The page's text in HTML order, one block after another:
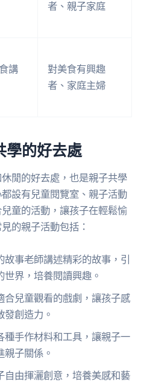
者、親子家庭
講
對美食有興趣
者、家庭主婦
學的好去處
閒的好去處，也是親子共學
設有兒童閱覽室、親子活動
童的活動，讓孩子在輕鬆愉
的親子活動包括：
故事老師講述精彩的故事，引
世界，培養閱讀興趣。
合兒童觀看的戲劇，讓孩子感
發創造力。
種手作材料和工具，讓親子一
親子關係。
自由揮灑創意，培養美感和藝